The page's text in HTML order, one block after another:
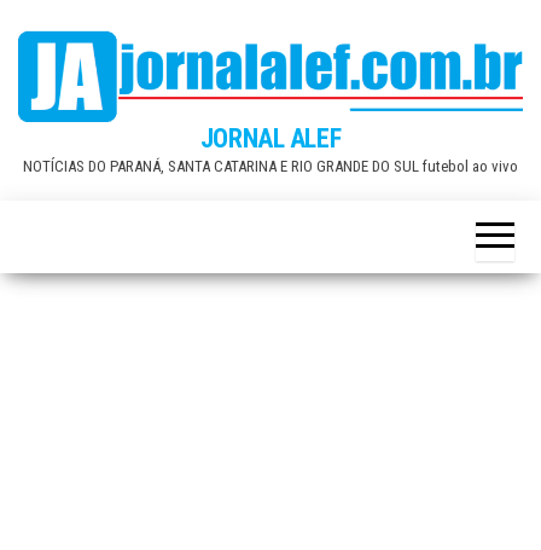
content
JORNAL ALEF
NOTÍCIAS DO PARANÁ, SANTA CATARINA E RIO GRANDE DO SUL futebol ao vivo